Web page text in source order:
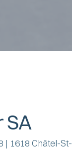
SA
| 1618 Châtel-